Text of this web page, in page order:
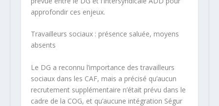
approfondir ces enjeux.
Travailleurs sociaux : présence saluée, moyens
absents
Le DG a reconnu l’importance des travailleurs
sociaux dans les CAF, mais a précisé qu’aucun
recrutement supplémentaire n’était prévu dans le
cadre de la COG, et qu’aucune intégration Ségur